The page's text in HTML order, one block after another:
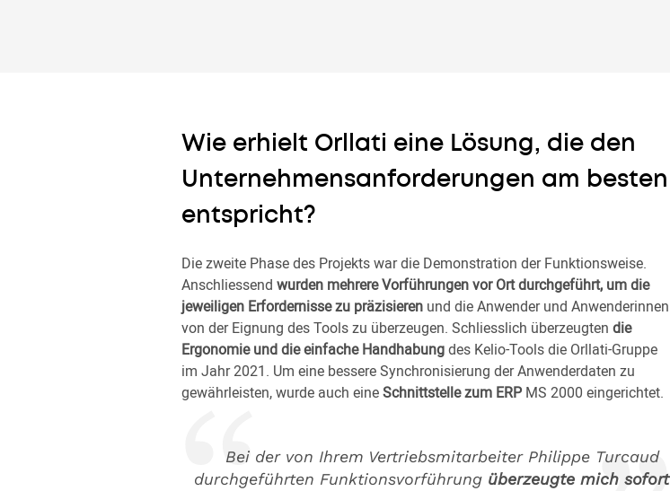
Wie erhielt Orllati eine Lösung, die den
Unternehmensanforderungen am besten
entspricht?
Die zweite Phase des Projekts war die Demonstration der Funktionsweise.
Anschliessend wurden mehrere Vorführungen vor Ort durchgeführt, um die
jeweiligen Erfordernisse zu präzisierenund die Anwender und Anwenderinnen
von der Eignung des Tools zu überzeugen. Schliesslich überzeugten die
Ergonomie und die einfache Handhabungdes Kelio-Tools die Orllati-Gruppe
im Jahr 2021. Um eine bessere Synchronisierung der Anwenderdaten zu
gewährleisten, wurde auch eineSchnittstelle zum ERPMS 2000 eingerichtet.
Bei der von Ihrem Vertriebsmitarbeiter Philippe Turcaud
durchgeführten Funktionsvorführung überzeugte mich sofort